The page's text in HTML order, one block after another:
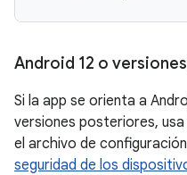
Android 12 o
Si la app se orienta a
versiones posteriores,
el archivo de
seguridad de los